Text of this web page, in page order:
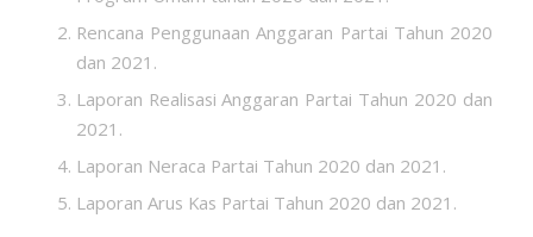
Rencana Penggunaan Anggaran Partai Tahun 2020
dan 2021.
Laporan Realisasi Anggaran Partai Tahun 2020 dan
2021.
Laporan Neraca Partai Tahun 2020 dan 2021.
Laporan Arus Kas Partai Tahun 2020 dan 2021.